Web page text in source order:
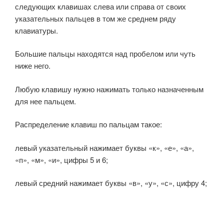
следующих клавишах слева или справа от своих
указательных пальцев в том же среднем ряду
клавиатуры.
Большие пальцы находятся над пробелом или чуть
ниже него.
Любую клавишу нужно нажимать только назначенным
для нее пальцем.
Распределение клавиш по пальцам такое:
левый указательный нажимает буквы «к», «е», «а»,
«п», «м», «и», цифры 5 и 6;
левый средний нажимает буквы «в», «у», «с», цифру 4;